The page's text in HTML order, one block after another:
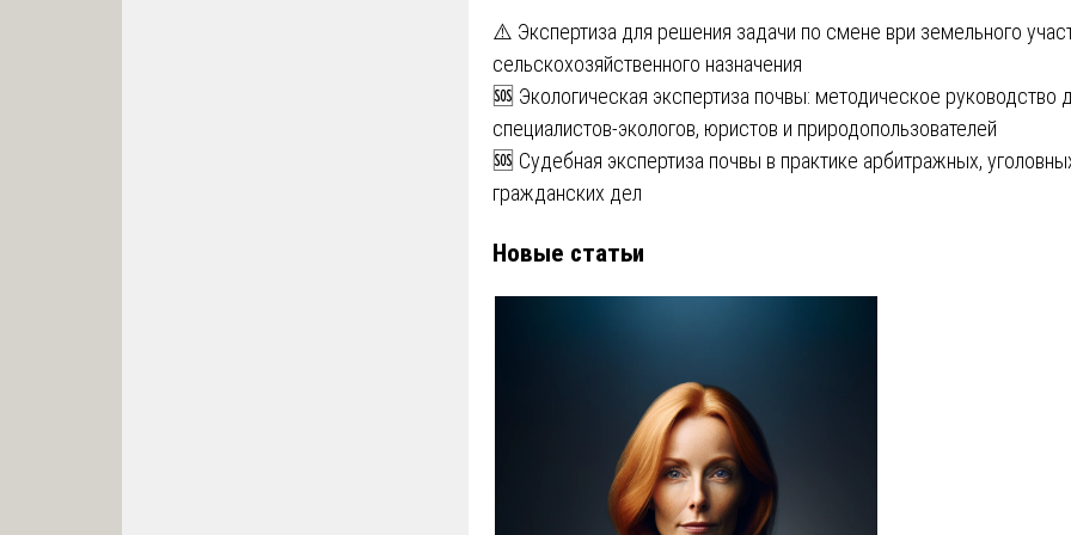
⚠️ Экспертиза для решения задачи по смене ври земельного
сельскохозяйственного назначения
🆘 Экологическая экспертиза почвы: методическое руководство
специалистов-экологов, юристов и природопользователей
🆘 Судебная экспертиза почвы в практике арбитражных,
гражданских дел
Новые статьи